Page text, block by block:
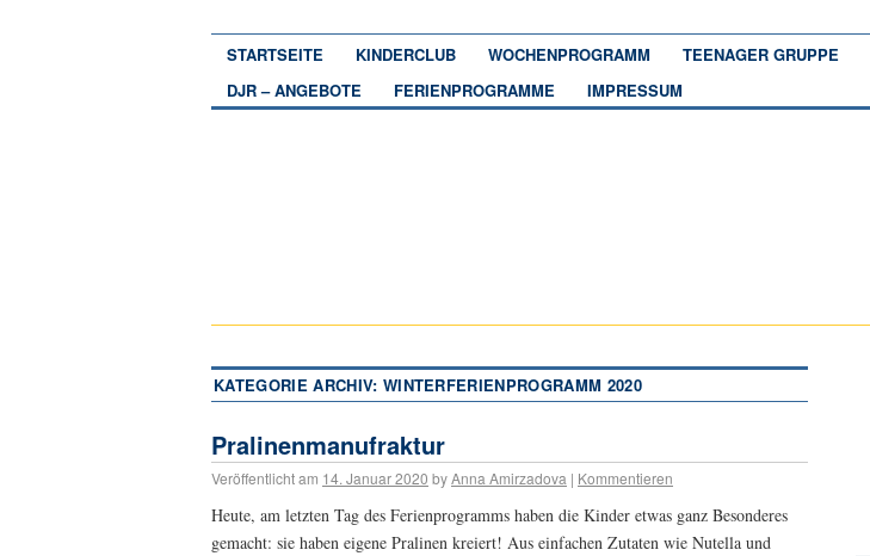
STARTSEITE KINDERCLUB WOCHENPROGRAMM TEENAGER GRUPPE
DJR – ANGEBOTE
FERIENPROGRAMME IMPRESSUM
KATEGORIE ARCHIV: WINTERFERIENPROGRAMM 2020
Pralinenmanufraktur
Veröffentlicht am 14. Januar 2020 byAnna Amirzadova | Kommentieren
Heute, am letzten Tag des Ferienprogramms haben die Kinder etwas ganz Besonderes
gemacht: sie haben eigene Pralinen kreiert! Aus einfachen Zutaten wie Nutella und